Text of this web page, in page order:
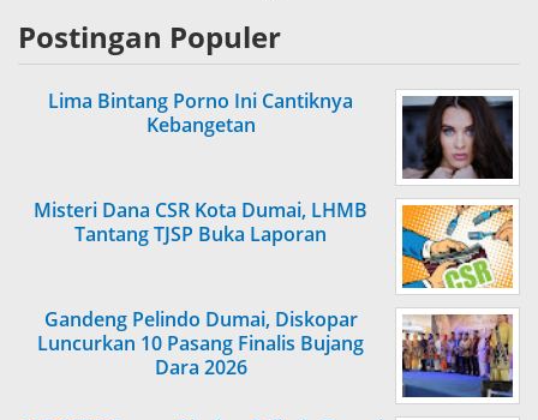
Postingan Populer
Lima Bintang Porno Ini Cantiknya
Kebangetan
Misteri Dana CSR Kota Dumai, LHMB
Tantang TJSP Buka Laporan
Gandeng Pelindo Dumai, Diskopar
Luncurkan 10 Pasang Finalis Bujang
Dara 2026